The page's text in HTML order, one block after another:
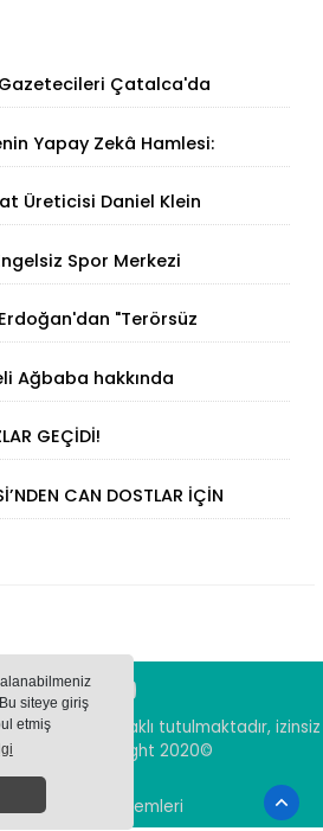
siteye giriş
etmiş
Çatalca'da
Yapay Zekâ Hamlesi:
Özel Analiz
Üreticisi Daniel Klein
Spor Merkezi
"Terörsüz
Ağbaba hakkında
gönderildi
GEÇİDİ!
CAN DOSTLAR İÇİN
tüm hakları saklı tutulmaktadır, izinsiz
Copyright 2020©
Haber Sistemleri